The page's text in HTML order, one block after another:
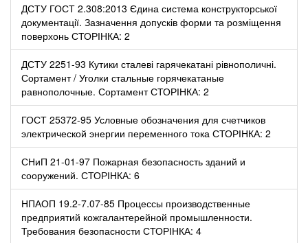
ДСТУ ГОСТ 2.308:2013 Єдина система конструкторської
документації. Зазначення допусків форми та розміщення
поверхонь СТОРІНКА: 2
ДСТУ 2251-93 Кутики сталеві гарячекатані рівнополичні.
Сортамент / Уголки стальные горячекатаные
равнополочные. Сортамент СТОРІНКА: 2
ГОСТ 25372-95 Условные обозначения для счетчиков
электрической энергии переменного тока СТОРІНКА: 2
СНиП 21-01-97 Пожарная безопасность зданий и
сооружений. СТОРІНКА: 6
НПАОП 19.2-7.07-85 Процессы производственные
предприятий кожгалантерейной промышленности.
Требования безопасности СТОРІНКА: 4